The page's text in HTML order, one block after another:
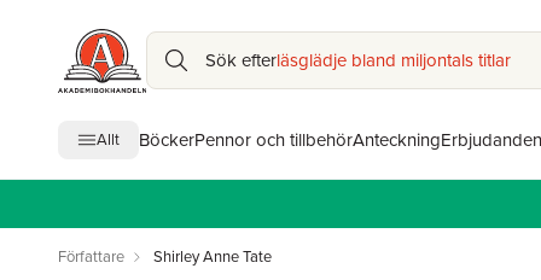
Sök efterläsglädje bland miljontals titlar
Allt BöckerPennor och tillbehörAnteckningErbjudanden
Författare Shirley Anne Tate